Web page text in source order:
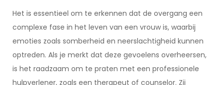
Het is essentieel om te erkennen dat de overgang een
complexe fase in het leven van een vrouw is, waarbij
emoties zoals somberheid en neerslachtigheid kunnen
optreden. Als je merkt dat deze gevoelens overheersen,
is het raadzaam om te praten met een professionele
hulpverlener, zoals een therapeut of counselor. Zij